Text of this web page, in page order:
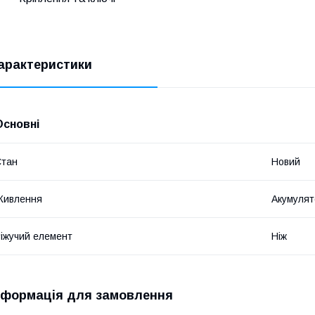
Новий
елемент Ніж
для замовлення